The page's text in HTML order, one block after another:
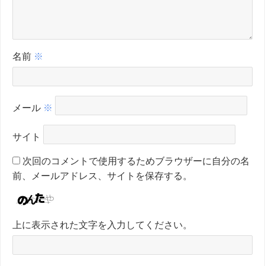
名前 ※
メール ※
サイト
次回のコメントで使用するためブラウザーに自分の名
前、メールアドレス、サイトを保存する。
上に表示された文字を入力してください。